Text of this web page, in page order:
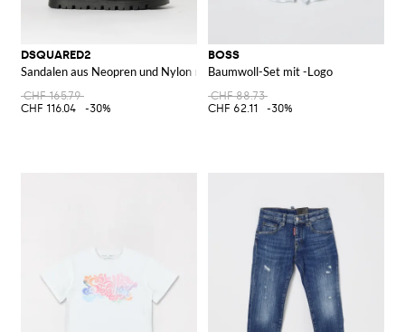
DSQUARED2
Sandalen aus Neopren und Nylon mit Logo-Print
CHF 165.79
CHF 116.04
-30%
BOSS
Baumwoll-Set mit -Logo
CHF 88.73
CHF 62.11
-30%